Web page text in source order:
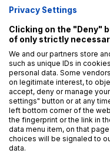
Ministerstvo financí
hazardních her, do
dobrovolně zapsat ti,
provozovatelé
osobám umožnit se
hodlá prověřit jak
zapsaných osob.
Tip:Pokud využíváte
celkové nastavení
uchování a využití
Privacy Settings
Clicking on the "Deny"
of only strictly
We and our partners store
such as unique IDs in
personal data. Some
on legitimate interest, to
accept, deny or manage
settings" button or at any
left bottom corner of the
the fingerprint or the link in
data menu item, on that
choices will be signaled to
data.